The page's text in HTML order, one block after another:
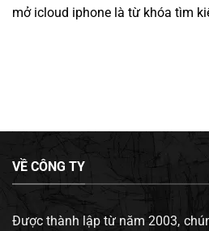
mở icloud iphone là từ khóa tìm
VỀ CÔNG TY
Được thành lập từ năm 2003,